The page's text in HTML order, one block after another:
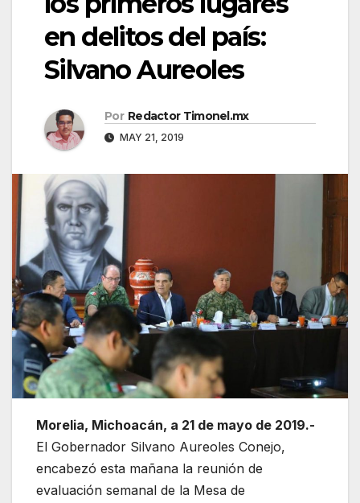
en delitos del país:
Silvano Aureoles
Por Redactor Timonel.mx
MAY 21, 2019
Morelia, Michoacán, a 21 de mayo de 2019.-
El Gobernador Silvano Aureoles Conejo,
encabezó esta mañana la reunión de
evaluación semanal de la Mesa de